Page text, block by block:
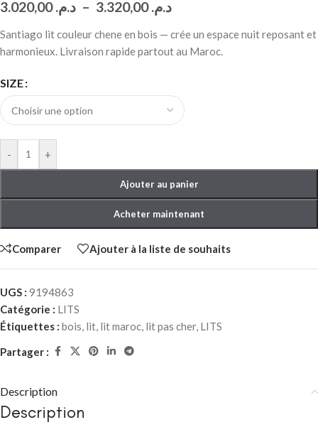
د.م.3.020,00 – د.م.3.320,00
Santiago lit couleur chene en bois — crée un espace nuit reposant et
harmonieux. Livraison rapide partout au Maroc.
SIZE
- +
Ajouter au panier
Acheter maintenant
Comparer Ajouter à la liste de souhaits
UGS : 9194863
Catégorie : LITS
Étiquettes : bois, lit, lit maroc, lit pas cher, LITS
Partager :
Description
Description